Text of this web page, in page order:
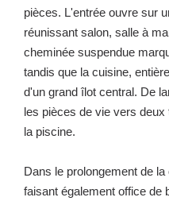
pièces. L'entrée ouvre sur
réunissant salon, salle à
cheminée suspendue
tandis que la cuisine,
d'un grand îlot central. De
les pièces de vie vers
la piscine.
Dans le prolongement de
faisant également office de